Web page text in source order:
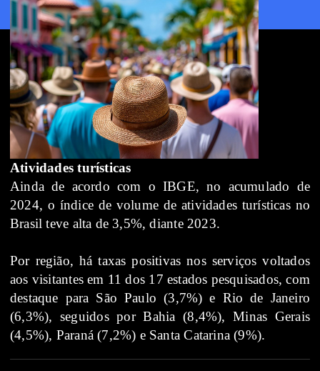
Atividades turísticas
Ainda de acordo com o IBGE, no acumulado de
2024, o índice de volume de atividades turísticas no
Brasil teve alta de 3,5%, diante 2023.
Por região, há taxas positivas nos serviços voltados
aos visitantes em 11 dos 17 estados pesquisados, com
destaque para São Paulo (3,7%) e Rio de Janeiro
(6,3%), seguidos por Bahia (8,4%), Minas Gerais
(4,5%), Paraná (7,2%) e Santa Catarina (9%).